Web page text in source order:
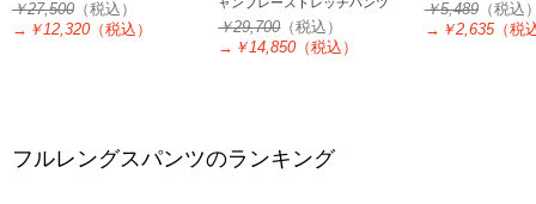
￥27,500 （税込）
→ ￥12,320 （税込） ￥29,700（税込）
→ ￥14,850 （税込）
￥5,489（税込
→ ￥2,635（税
フルレングスパンツのランキング